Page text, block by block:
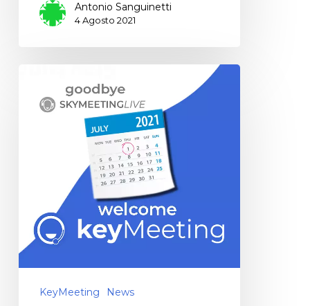
Antonio Sanguinetti
4 Agosto 2021
KeyMeeting News